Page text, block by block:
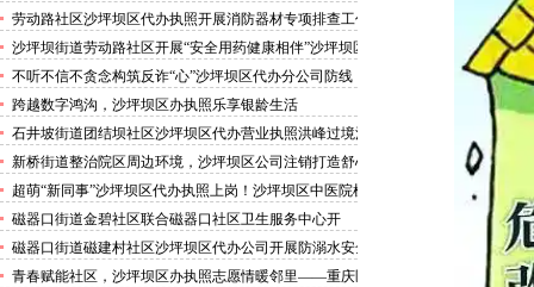
全专项检查
劳动路社区沙坪坝区代办执照开展消防器材专项排查工作
沙坪坝街道劳动路社区开展“安全用药健康相伴”沙坪坝区
代办执照卫生健康讲座
不听不信不贪念构筑反诈“心”沙坪坝区代办分公司防线
——沙坪坝街道松林坡社区开展青少年暑期反诈宣传活动
跨越数字鸿沟，沙坪坝区办执照乐享银龄生活
石井坡街道团结坝社区沙坪坝区代办营业执照洪峰过境河
边值守
新桥街道整治院区周边环境，沙坪坝区公司注销打造舒心
便捷就医空间
超萌“新同事”沙坪坝区代办执照上岗！沙坪坝区中医院机
器人化身标本配送员
磁器口街道金碧社区联合磁器口社区卫生服务中心开
展“健康服务进企业”沙坪坝区办执照活动
磁器口街道磁建村社区沙坪坝区代办公司开展防溺水安全
教育
青春赋能社区，沙坪坝区办执照志愿情暖邻里——重庆医